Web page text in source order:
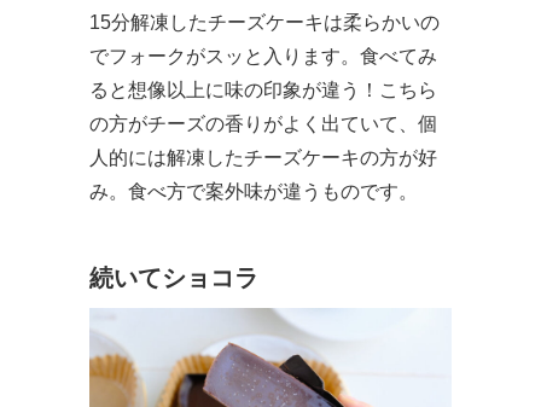
15分解凍したチーズケーキは柔らかいの
でフォークがスッと入ります。食べてみ
ると想像以上に味の印象が違う！こちら
の方がチーズの香りがよく出ていて、個
人的には解凍したチーズケーキの方が好
み。食べ方で案外味が違うものです。
続いてショコラ